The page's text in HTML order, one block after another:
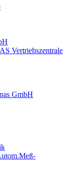
Vertriebszentrale
GmbH